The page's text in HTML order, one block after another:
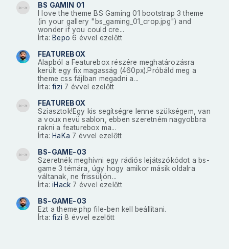
BS GAMIN 01
I love the theme BS Gaming 01 bootstrap 3 theme
(in your gallery "bs_gaming_01_crop.jpg") and
wonder if you could cre...
Írta: Bepo 6 évvel ezelőtt
FEATUREBOX
Alapból a Featurebox részére meghatározásra
került egy fix magasság (460px).Próbáld meg a
theme css fájlban megadni a...
Írta:fizi 7 évvel ezelőtt
FEATUREBOX
Sziasztok!Egy kis segítségre lenne szükségem, van
a voux nevü sablon, ebben szeretném nagyobbra
rakni a featurebox ma...
Írta: HaKa 7 évvel ezelőtt
BS-GAME-03
Szeretnék meghívni egy rádiós lejátszókódot a bs-
game 3 témára, úgy hogy amikor másik oldalra
váltanak, ne frissüljön...
Írta:iHack 7 évvel ezelőtt
BS-GAME-03
Ezt a theme.php file-ben kell beállítani.
Írta:fizi 8 évvel ezelőtt